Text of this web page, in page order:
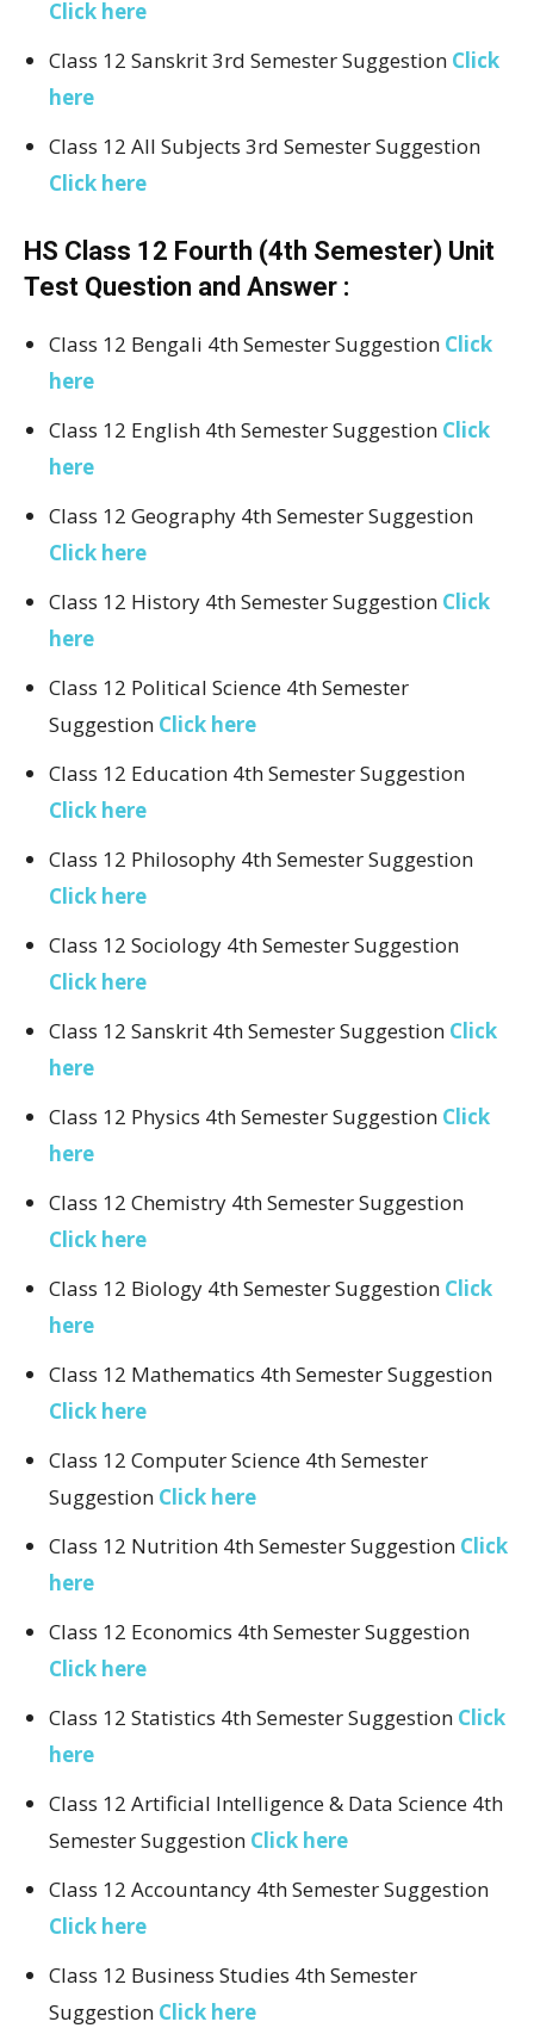
Click here
Class 12 Sanskrit 3rd Semester Suggestion Click
here
Class 12 All Subjects 3rd Semester Suggestion
Click here
HS Class 12 Fourth (4th Semester) Unit
Test Question and Answer :
Class 12 Bengali 4th Semester Suggestion Click
here
Class 12 English 4th Semester Suggestion Click
here
Class 12 Geography 4th Semester Suggestion
Click here
Class 12 History 4th Semester Suggestion Click
here
Class 12 Political Science 4th Semester
Suggestion Click here
Class 12 Education 4th Semester Suggestion
Click here
Class 12 Philosophy 4th Semester Suggestion
Click here
Class 12 Sociology 4th Semester Suggestion
Click here
Class 12 Sanskrit 4th Semester Suggestion Click
here
Class 12 Physics 4th Semester Suggestion Click
here
Class 12 Chemistry 4th Semester Suggestion
Click here
Class 12 Biology 4th Semester Suggestion Click
here
Class 12 Mathematics 4th Semester Suggestion
Click here
Class 12 Computer Science 4th Semester
Suggestion Click here
Class 12 Nutrition 4th Semester Suggestion Click
here
Class 12 Economics 4th Semester Suggestion
Click here
Class 12 Statistics 4th Semester Suggestion Click
here
Class 12 Artificial Intelligence & Data Science 4th
Semester Suggestion Click here
Class 12 Accountancy 4th Semester Suggestion
Click here
Class 12 Business Studies 4th Semester
Suggestion Click here